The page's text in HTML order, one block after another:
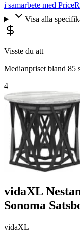
i samarbete med
Visa alla
Visste du att
Medianpriset bland 85
4
vidaXL
Sonoma
vidaXL